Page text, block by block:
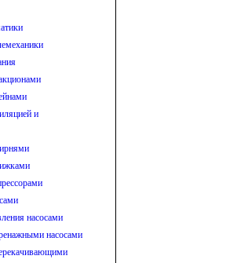
и
насосами
насосами